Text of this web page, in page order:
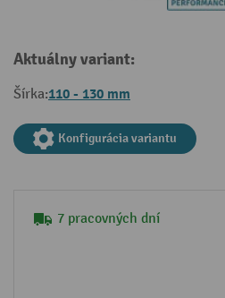
Aktuálny variant:
Šírka:110 - 130 mm
Konfigurácia variantu
7 pracovných dní